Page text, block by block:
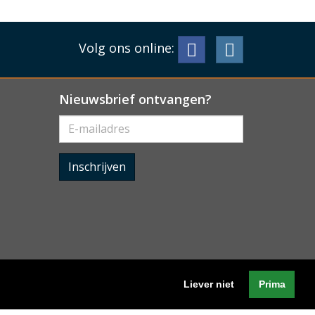
Liever niet Prima
Volg ons online:
Nieuwsbrief ontvangen?
Inschrijven
Privacyverklaring